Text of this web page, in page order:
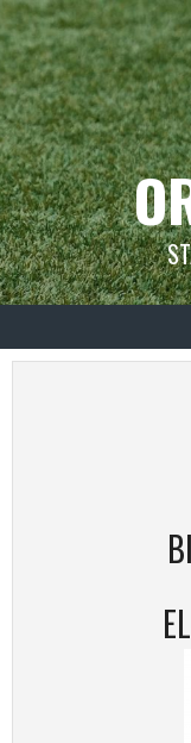
Skip
to
content